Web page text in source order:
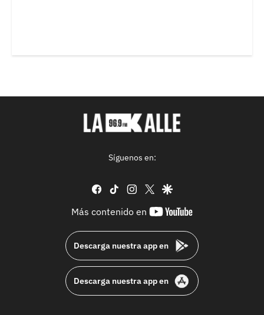
Síguenos en:
facebook
tiktok instagram
twittergoogle
Más contenido en
youtube-
Descarga nuestra app en
Descarga nuestra app en